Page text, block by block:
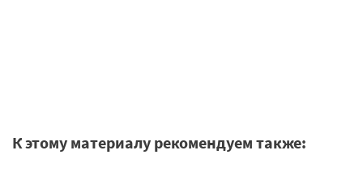
К этому материалу рекомендуем также: